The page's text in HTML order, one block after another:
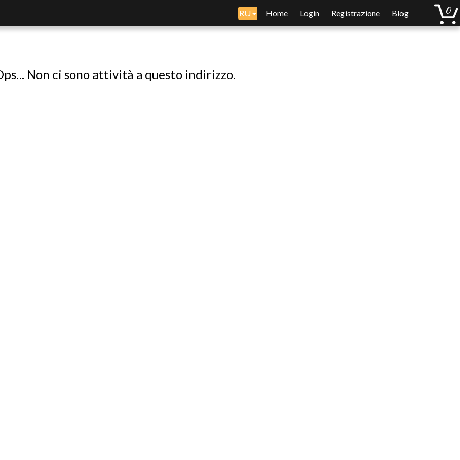
RU Home Login Registrazione Blog
Non ci sono attività a questo indirizzo.